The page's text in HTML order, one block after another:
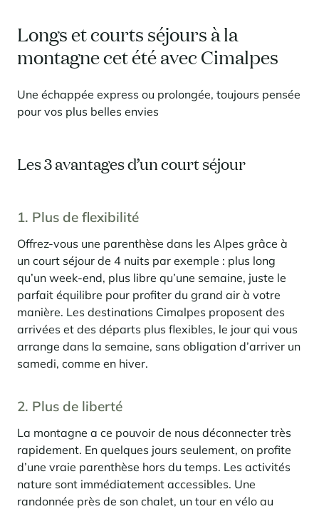
Serre Chevalier
Tignes
Val d'Isère
Val Thorens
Panorama 2026
Etude annuelle de l'immobilier de montagne par Cimalpes
Résidence exclusive à Val d'Isère
En savoir plus
usages.
Inspirations séjours
L’été, nouvelle saison du bien-être en montagne
La montagne s’affirme de plus en plus comme une destination
dynamique l’été, avec une progression de la fréquentation, une saison
plus longue, une diversification des clientèles et un développement
marqué des pratiques hors ski.
Inspirations séjours
Longs et courts séjours à la
montagne cet été avec Cimalpes
Une échappée express ou prolongée, toujours pensée
pour vos plus belles envies
Les 3 avantages d’un court séjour
1. Plus de flexibilité
Offrez-vous une parenthèse dans les Alpes grâce à
un court séjour de 4 nuits par exemple : plus long
qu’un week-end, plus libre qu’une semaine, juste le
parfait équilibre pour profiter du grand air à votre
manière. Les destinations Cimalpes proposent des
arrivées et des départs plus flexibles, le jour qui vous
arrange dans la semaine, sans obligation d’arriver un
samedi, comme en hiver.
2. Plus de liberté
La montagne a ce pouvoir de nous déconnecter très
rapidement. En quelques jours seulement, on profite
d’une vraie parenthèse hors du temps. Les activités
nature sont immédiatement accessibles. Une
randonnée près de son chalet, un tour en vélo au